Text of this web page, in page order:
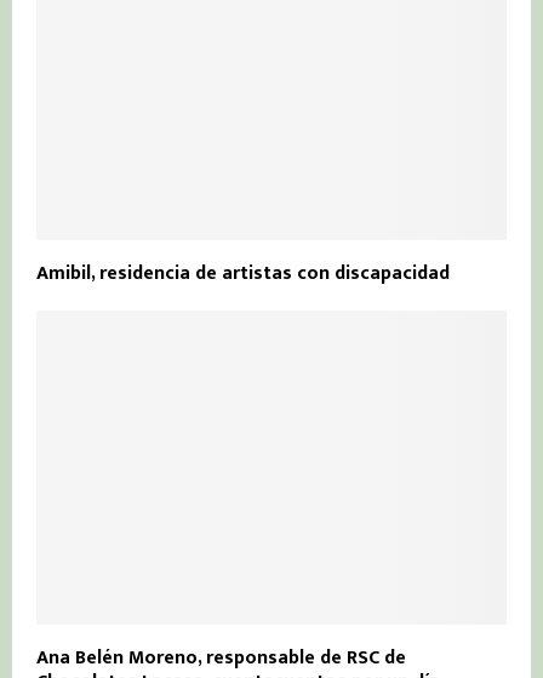
Amibil, residencia de artistas con discapacidad
Ana Belén Moreno, responsable de RSC de